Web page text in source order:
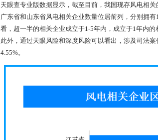
天眼查专业版数据显示，截至目前，我国现存风电相
广东省和山东省风电相关企业数量位居前列，分别拥
看，超一半的相关企业成立于1-5年内，成立于1年内的
此外，通过天眼风险和深度风险可以看出，涉及司法
4.55%。